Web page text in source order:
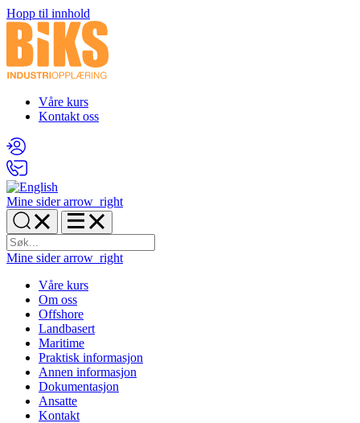
Hopp til innhold
Våre kurs
Kontakt oss
Mine sider arrow_right
Mine sider arrow_right
Våre kurs
Om oss
Offshore
Landbasert
Maritime
Praktisk informasjon
Annen informasjon
Dokumentasjon
Ansatte
Kontakt